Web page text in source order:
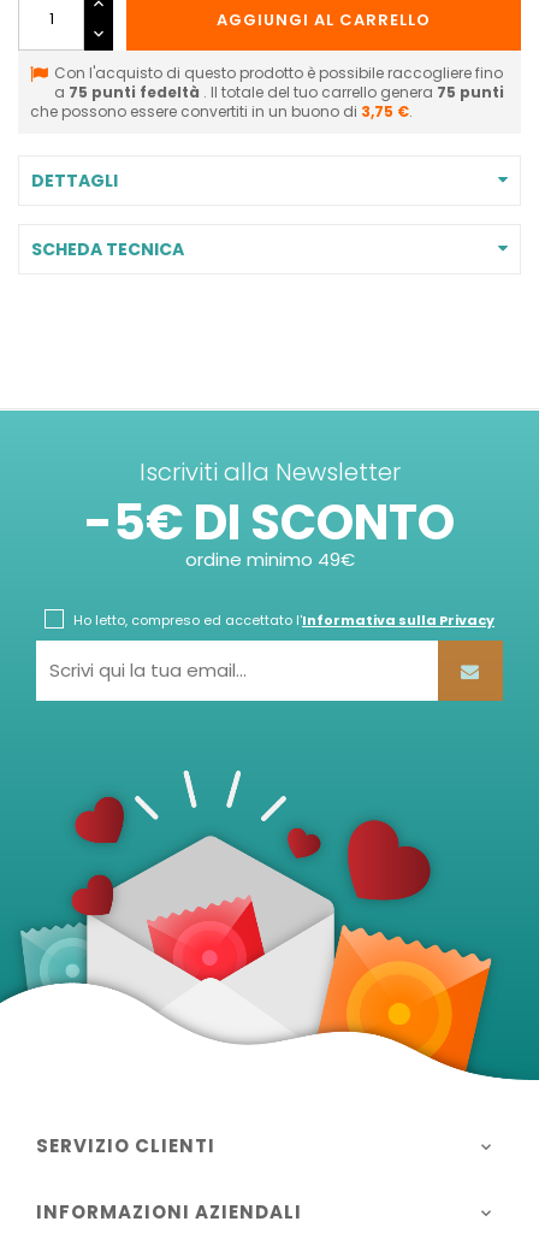
AGGIUNGI AL CARRELLO
Con l'acquisto di questo prodotto è possibile raccogliere fino
a 75 punti fedeltà . Il totale del tuo carrello genera 75 punti
che possono essere convertiti in un buono di 3,75 €.
DETTAGLI
SCHEDA TECNICA
Iscriviti alla Newsletter
-5€ DI SCONTO
ordine minimo 49€
Ho letto, compreso ed accettato l'Informativa sulla Privacy
SERVIZIO CLIENTI 
INFORMAZIONI AZIENDALI 